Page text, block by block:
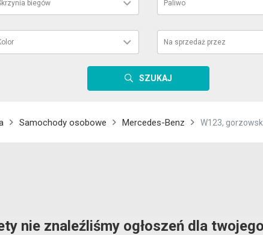
biegów Paliwo
Na sprzedaż przez
SZUKAJ
Samochody osobowe Mercedes-Benz W123,
nie znaleźliśmy ogłoszeń dla